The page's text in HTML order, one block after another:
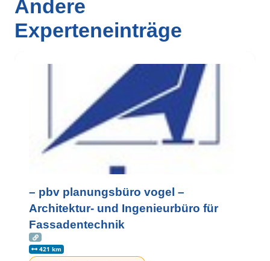
Andere
Experteneinträge
– pbv planungsbüro vogel –
Architektur- und Ingenieurbüro für
Fassadentechnik
421 km